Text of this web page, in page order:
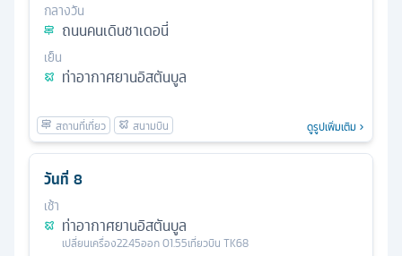
กลางวัน
ถนนคนเดินชาเดอนี่
เย็น
ท่าอากาศยานอิสตันบูล
ดูรูปเพิ่มเติม
วันที่ 8
เช้า
ท่าอากาศยานอิสตันบูล
เปลี่ยนเครื่อง22.45ออก01.55เที่ยวบิน TK68